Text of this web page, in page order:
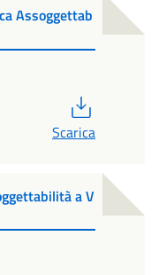
Assoggettab
Scarica
a V